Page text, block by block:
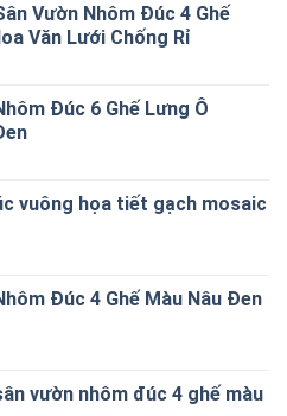
Vườn Nhôm Đúc 4 Ghế
Văn Lưới Chống Rỉ
Đúc 6 Ghế Lưng Ô
vuông họa tiết gạch mosaic
Đúc 4 Ghế Màu Nâu Đen
vườn nhôm đúc 4 ghế màu